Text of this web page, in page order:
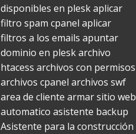
disponibles en pleskaplicar
filtro spam cpanel aplicar
filtros a los emails apuntar
dominio en pleskarchivo
htacess archivos con permisos
archivos cpanel archivos swf
area de cliente armar sitio web
automatico asistente backup
Asistente para la construcción